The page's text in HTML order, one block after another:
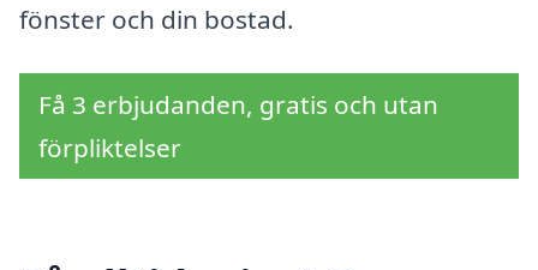
fönster och din bostad.
Få 3 erbjudanden, gratis och utan
förpliktelser